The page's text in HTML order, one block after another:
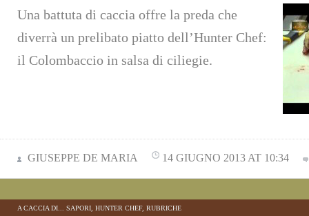
Una battuta di caccia offre la preda che
diverrà un prelibato piatto dell’Hunter Chef:
il Colombaccio in salsa di ciliegie.
GIUSEPPE DE MARIA 14 GIUGNO 2013 AT 10:34
A CACCIA DI... SAPORI HUNTER CHEF, RUBRICHE